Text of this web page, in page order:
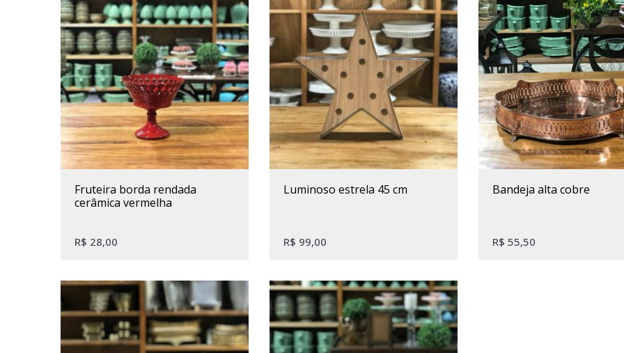
fruteira borda rendada
cerâmica vermelha
R$ 28,00
luminoso estrela 45 cm
R$ 99,00
bandeja alta cobre
R$ 55,50